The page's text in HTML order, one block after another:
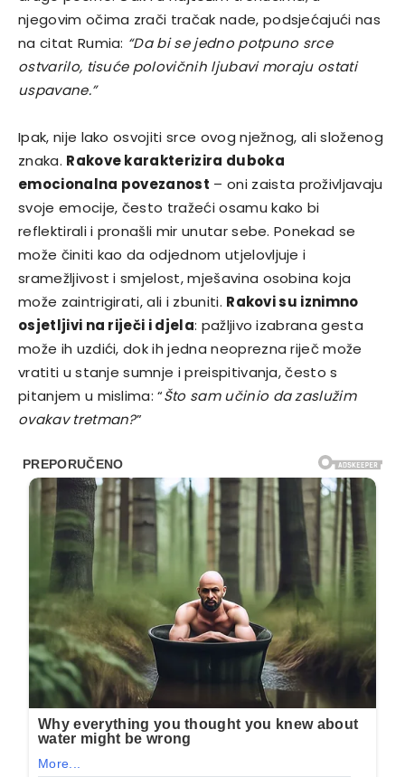
njegovim očima zrači tračak nade, podsjećajući nas
na citat Rumia: “Da bi se jedno potpuno srce
ostvarilo, tisuće polovičnih ljubavi moraju ostati
uspavane.”
Ipak, nije lako osvojiti srce ovog nježnog, ali složenog
znaka. Rakove karakterizira duboka
emocionalna povezanost – oni zaista proživljavaju
svoje emocije, često tražeći osamu kako bi
reflektirali i pronašli mir unutar sebe. Ponekad se
može činiti kao da odjednom utjelovljuje i
sramežljivost i smjelost, mješavina osobina koja
može zaintrigirati, ali i zbuniti. Rakovi su iznimno
osjetljivi na riječi i djela: pažljivo izabrana gesta
može ih uzdići, dok ih jedna neoprezna riječ može
vratiti u stanje sumnje i preispitivanja, često s
pitanjem u mislima: “Što sam učinio da zaslužim
ovakav tretman?”